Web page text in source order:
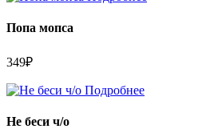
Попа мопса
349₽
Подробнее
Не беси ч/о